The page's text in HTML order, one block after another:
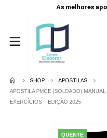
As melhores
SHOP
APOSTILAS
APOSTILA PMCE (SOLDADO)
EXERCÍCIOS – EDIÇÃO 2025
QUENTE